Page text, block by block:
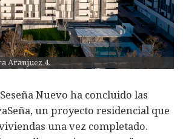
Aranjuez 4.
Nuevo ha concluido las
un proyecto residencial que
una vez completado.